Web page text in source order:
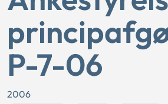
P-7-06
2006